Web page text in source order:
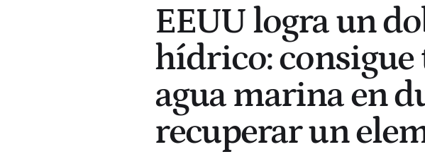
EEUU logra un
hídrico:
agua marina en
recuperar un